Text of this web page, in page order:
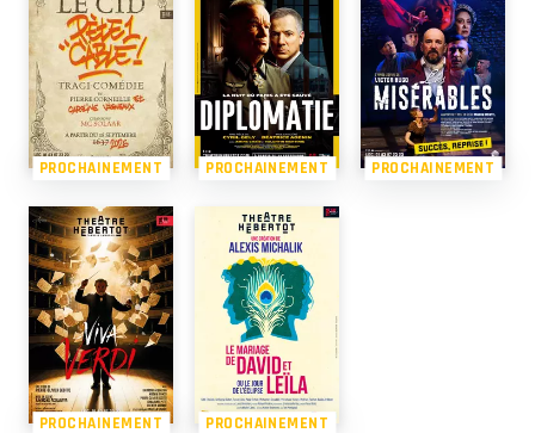
PROCHAINEMENT PROCHAINEMENT PROCHAINEMENT
PROCHAINEMENT PROCHAINEMENT